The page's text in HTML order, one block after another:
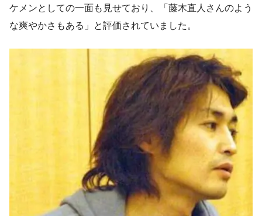
ケメンとしての一面も見せており、「藤木直人さんのよう
な爽やかさもある」と評価されていました。